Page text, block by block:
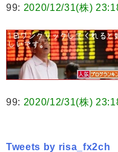
99: 2020/12/31(株)
99: 2020/12/31(株)
Tweets by risa_fx2ch